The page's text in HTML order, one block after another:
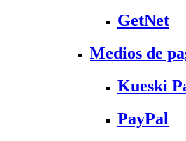
GetNet
Medios de
Kueski
PayPal